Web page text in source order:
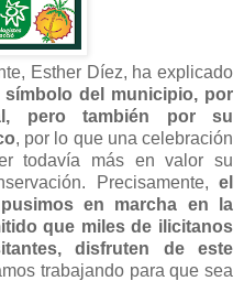
Esther Díez, ha explicado
del municipio, por
pero también por su
, por lo que una celebración
todavía más en valor su
Precisamente, el
en marcha en la
que miles de ilicitanos
disfruten de este
trabajando para que sea